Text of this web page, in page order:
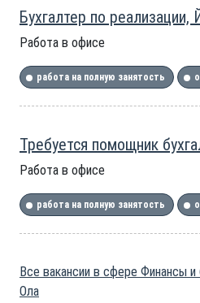
Бухгалтер по
Работа в офисе
работа на полную занятость
Требуется помощник
Работа в офисе
работа на полную занятость
Все вакансии в сфере Финансы и
Ола